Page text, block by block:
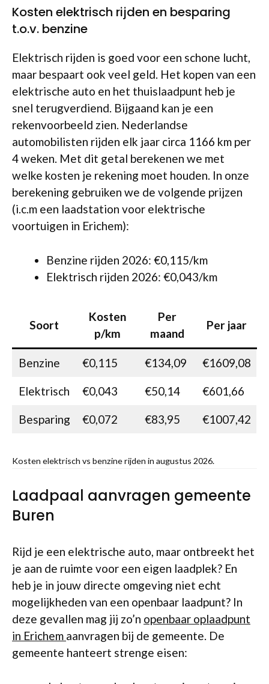
Kosten elektrisch rijden en besparing
t.o.v. benzine
Elektrisch rijden is goed voor een schone lucht,
maar bespaart ook veel geld. Het kopen van een
elektrische auto en het thuislaadpunt heb je
snel terugverdiend. Bijgaand kan je een
rekenvoorbeeld zien. Nederlandse
automobilisten rijden elk jaar circa 1166 km per
4 weken. Met dit getal berekenen we met
welke kosten je rekening moet houden. In onze
berekening gebruiken we de volgende prijzen
(i.c.m een laadstation voor elektrische
voortuigen in Erichem):
Benzine rijden 2026: €0,115/km
Elektrisch rijden 2026: €0,043/km
Soort
Kosten
p/km
Per
maand
Per jaar
Benzine €0,115 €134,09 €1609,08
Elektrisch €0,043 €50,14 €601,66
Besparing €0,072 €83,95 €1007,42
Kosten elektrisch vs benzine rijden in augustus 2026.
Laadpaal aanvragen gemeente
Buren
Rijd je een elektrische auto, maar ontbreekt het
je aan de ruimte voor een eigen laadplek? En
heb je in jouw directe omgeving niet echt
mogelijkheden van een openbaar laadpunt? In
deze gevallen mag jij zo’n openbaar oplaadpunt
in Erichem aanvragen bij de gemeente. De
gemeente hanteert strenge eisen: